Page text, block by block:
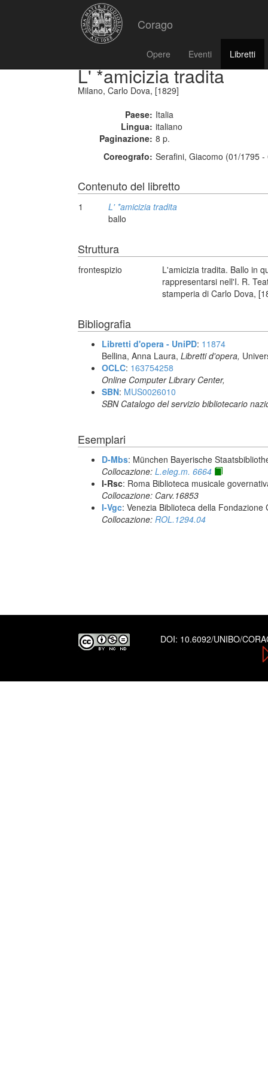
Corago
Opere Eventi Libretti
L' *amicizia tradita
Milano, Carlo Dova, [1829]
Paese: Italia
Lingua: italiano
Paginazione: 8 p.
Coreografo: Serafini, Giacomo (01/1795 -
Contenuto del libretto
1
L' *amicizia tradita
ballo
Struttura
frontespizio
L'amicizia tradita. Ballo in
rappresentarsi nell'I. R.
stamperia di Carlo Dova,
Bibliografia
Libretti d'opera - UniPD: 11874
Bellina, Anna Laura, Libretti d'opera,
OCLC: 163754258
Online Computer Library Center,
SBN: MUS0026010
SBN Catalogo del servizio bibliotecario
Esemplari
D-Mbs: München Bayerische
Collocazione: L.eleg.m. 6664
I-Rsc: Roma Biblioteca musicale
Collocazione: Carv.16853
I-Vgc: Venezia Biblioteca della Fondazione
Collocazione: ROL.1294.04
DOI: 10.6092/UNIBO/